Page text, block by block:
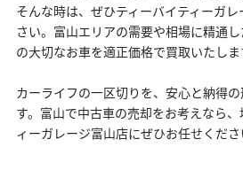
そんな時は、ぜひティーバイティーガ
さい。富山エリアの需要や相場に精通
の大切なお車を適正価格で買取いたしま
カーライフの一区切りを、安心と納得
す。富山で中古車の売却をお考えなら
ィーガレージ富山店にぜひお任せくださ